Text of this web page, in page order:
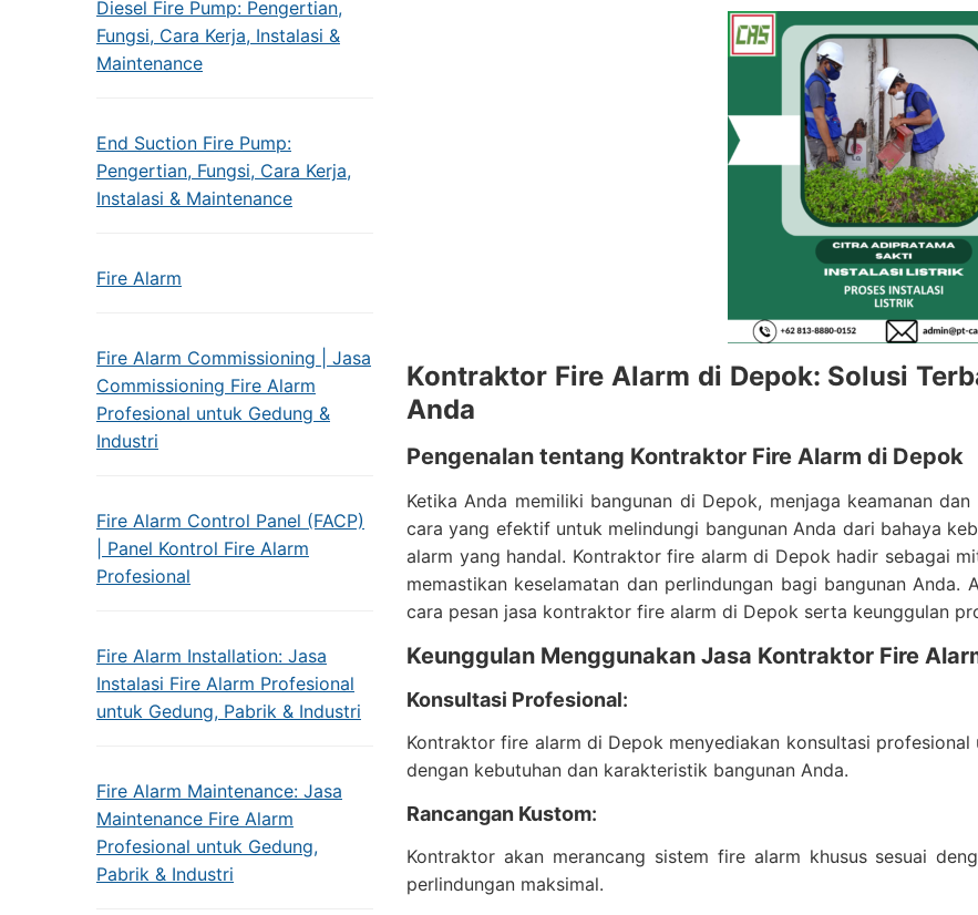
Diesel Fire Pump: Pengertian,
Fungsi, Cara Kerja, Instalasi &
Maintenance
End Suction Fire Pump:
Pengertian, Fungsi, Cara Kerja,
Instalasi & Maintenance
Fire Alarm
Fire Alarm Commissioning | Jasa
Commissioning Fire Alarm
Profesional untuk Gedung &
Industri
Fire Alarm Control Panel (FACP)
| Panel Kontrol Fire Alarm
Profesional
Fire Alarm Installation: Jasa
Instalasi Fire Alarm Profesional
untuk Gedung, Pabrik & Industri
Fire Alarm Maintenance: Jasa
Maintenance Fire Alarm
Profesional untuk Gedung,
Pabrik & Industri
Kontraktor Fire Alarm di Depok: Solusi
Anda
Pengenalan tentang Kontraktor Fire Alarm di Depok
Ketika Anda memiliki bangunan di Depok, menjaga keamanan
cara yang efektif untuk melindungi bangunan Anda dari bahaya
alarm yang handal. Kontraktor fire alarm di Depok hadir sebagai
memastikan keselamatan dan perlindungan bagi bangunan Anda.
cara pesan jasa kontraktor fire alarm di Depok serta keunggulan
Keunggulan Menggunakan Jasa Kontraktor Fire
Konsultasi Profesional:
Kontraktor fire alarm di Depok menyediakan konsultasi
dengan kebutuhan dan karakteristik bangunan Anda.
Rancangan Kustom:
Kontraktor akan merancang sistem fire alarm khusus sesuai
perlindungan maksimal.